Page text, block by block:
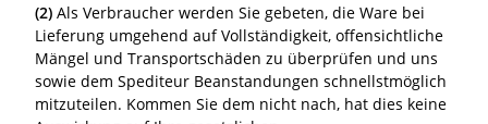
(2) Als Verbraucher werden Sie gebeten, die Ware bei
Lieferung umgehend auf Vollständigkeit, offensichtliche
Mängel und Transportschäden zu überprüfen und uns
sowie dem Spediteur Beanstandungen schnellstmöglich
mitzuteilen. Kommen Sie dem nicht nach, hat dies keine